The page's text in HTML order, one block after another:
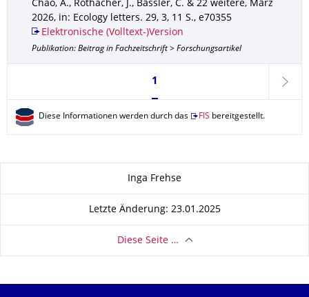
Chao, A., Rothacher, J., Bässler, C. & 22 weitere, März
2026, in: Ecology letters. 29, 3, 11 S., e70355
Elektronische (Volltext-)Version
Publikation: Beitrag in Fachzeitschrift > Forschungsartikel
Seite 1, aktuell ausgewählt
1
weiter
Diese Informationen werden durch das FIS bereitgestellt.
Inga Frehse
Letzte Änderung: 23.01.2025
Diese Seite …